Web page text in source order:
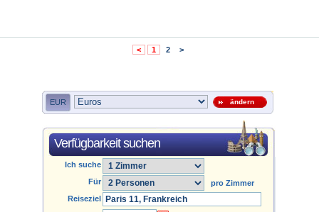
< 1 2 >
EUR ändern
Verfügbarkeit suchen
Ich suche
Für
pro Zimmer
Reiseziel